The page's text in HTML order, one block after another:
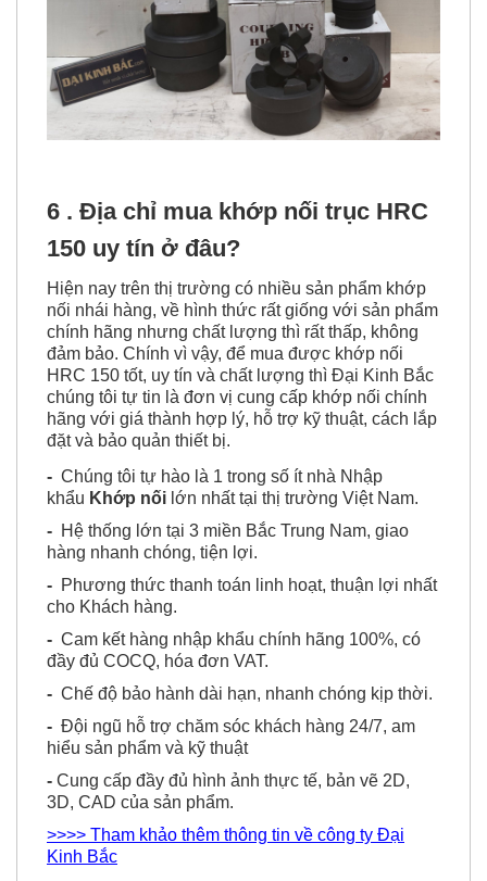
6 . Địa chỉ mua khớp nối trục HRC
150 uy tín ở đâu?
Hiện nay trên thị trường có nhiều sản phẩm khớp
nối nhái hàng, về hình thức rất giống với sản phẩm
chính hãng nhưng chất lượng thì rất thấp, không
đảm bảo. Chính vì vậy, để mua được khớp nối
HRC 150 tốt, uy tín và chất lượng thì Đại Kinh Bắc
chúng tôi tự tin là đơn vị cung cấp khớp nối chính
hãng với giá thành hợp lý, hỗ trợ kỹ thuật, cách lắp
đặt và bảo quản thiết bị.
- Chúng tôi tự hào là 1 trong số ít nhà Nhập
khẩu Khớp nối lớn nhất tại thị trường Việt Nam.
- Hệ thống lớn tại 3 miền Bắc Trung Nam, giao
hàng nhanh chóng, tiện lợi.
- Phương thức thanh toán linh hoạt, thuận lợi nhất
cho Khách hàng.
- Cam kết hàng nhập khẩu chính hãng 100%, có
đầy đủ COCQ, hóa đơn VAT.
- Chế độ bảo hành dài hạn, nhanh chóng kịp thời.
- Đội ngũ hỗ trợ chăm sóc khách hàng 24/7, am
hiểu sản phẩm và kỹ thuật
- Cung cấp đầy đủ hình ảnh thực tế, bản vẽ 2D,
3D, CAD của sản phẩm.
>>>> Tham khảo thêm thông tin về công ty Đại
Kinh Bắc